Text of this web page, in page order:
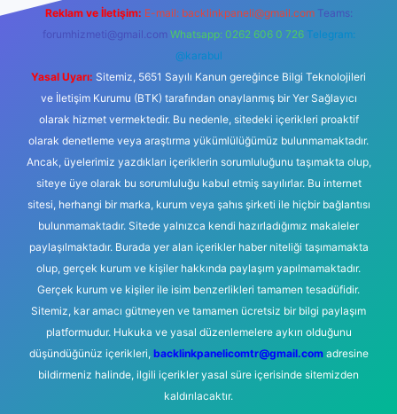
Reklam ve İletişim: E-mail: backlinkpaneli@gmail.com Teams:
forumhizmeti@gmail.com Whatsapp: 0262 606 0 726 Telegram:
@karabul
Yasal Uyarı: Sitemiz, 5651 Sayılı Kanun gereğince Bilgi Teknolojileri
ve İletişim Kurumu (BTK) tarafından onaylanmış bir Yer Sağlayıcı
olarak hizmet vermektedir. Bu nedenle, sitedeki içerikleri proaktif
olarak denetleme veya araştırma yükümlülüğümüz bulunmamaktadır.
Ancak, üyelerimiz yazdıkları içeriklerin sorumluluğunu taşımakta olup,
siteye üye olarak bu sorumluluğu kabul etmiş sayılırlar. Bu internet
sitesi, herhangi bir marka, kurum veya şahıs şirketi ile hiçbir bağlantısı
bulunmamaktadır. Sitede yalnızca kendi hazırladığımız makaleler
paylaşılmaktadır. Burada yer alan içerikler haber niteliği taşımamakta
olup, gerçek kurum ve kişiler hakkında paylaşım yapılmamaktadır.
Gerçek kurum ve kişiler ile isim benzerlikleri tamamen tesadüfidir.
Sitemiz, kar amacı gütmeyen ve tamamen ücretsiz bir bilgi paylaşım
platformudur. Hukuka ve yasal düzenlemelere aykırı olduğunu
düşündüğünüz içerikleri, backlinkpanelicomtr@gmail.comadresine
bildirmeniz halinde, ilgili içerikler yasal süre içerisinde sitemizden
kaldırılacaktır.